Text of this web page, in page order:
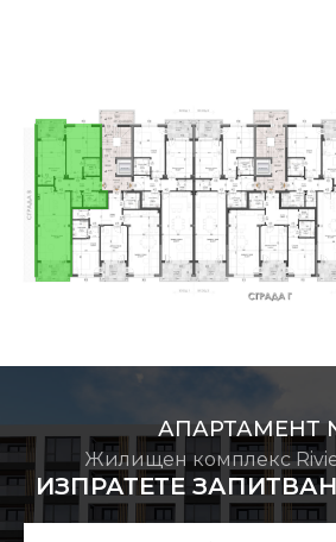
АПАРТАМЕНТ
Жилищен комплекс
ИЗПРАТЕТЕ